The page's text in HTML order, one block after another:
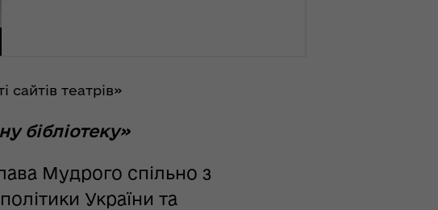
театрів»
бібліотеку»
Мудрого спільно з
України та